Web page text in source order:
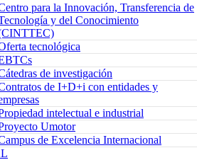
para la Innovación, Transferencia de
y del Conocimiento
tecnológica
de investigación
de I+D+i con entidades y
intelectual e industrial
Umotor
de Excelencia Internacional